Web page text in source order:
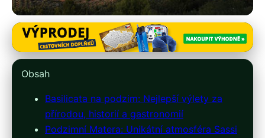
italie-ubytovani.cz
Podzimní Klenot Itálie:
Basilicata – Příroda, Historie a
Gastronomie
18. 3. 2026· 10 min čtení · Autor: Filip Mareš
Obsah
Basilicata na podzim: Nejlepší výlety za
přírodou, historií a gastronomií
Podzimní Matera: Unikátní atmosféra Sassi